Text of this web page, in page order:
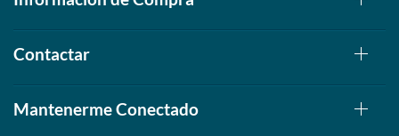
Contactar
Mantenerme Conectado